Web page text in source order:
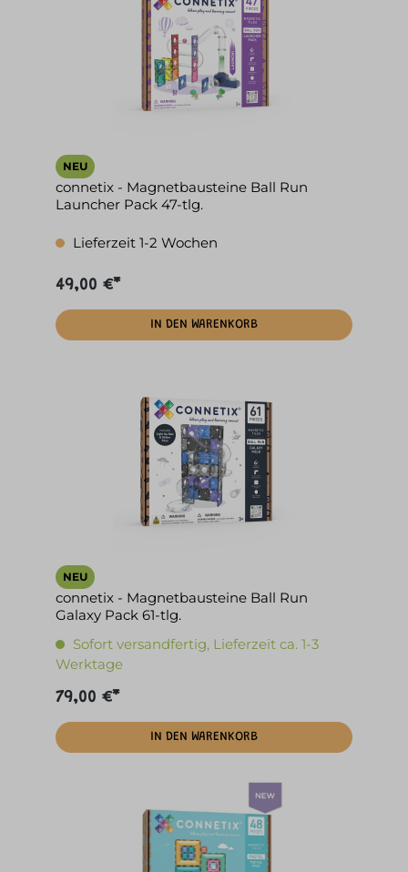
NEU
connetix - Magnetbausteine Ball Run
Launcher Pack 47-tlg.
Lieferzeit 1-2 Wochen
49,00 €*
IN DEN WARENKORB
NEU
connetix - Magnetbausteine Ball Run
Galaxy Pack 61-tlg.
Sofort versandfertig, Lieferzeit ca. 1-3
Werktage
79,00 €*
IN DEN WARENKORB